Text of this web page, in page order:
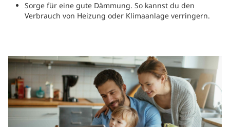
Sorge für eine gute Dämmung. So kannst du den
Verbrauch von Heizung oder Klimaanlage verringern.